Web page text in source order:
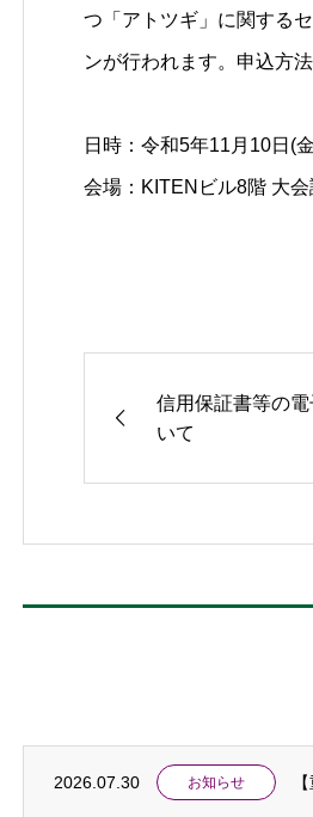
つ「アトツギ」に関する
ンが行われます。申込方
日時：令和5年11月10日(
会場：KITENビル8階 大会
信用保証書等の
いて
2026.07.30 お知らせ